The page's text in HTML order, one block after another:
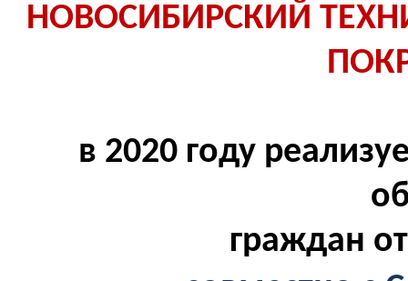
НОВОСИБИРСКИЙ
в 2020 году
граждан